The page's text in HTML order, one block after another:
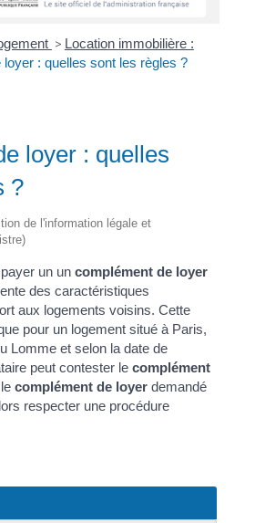
> Location immobilière :
: quelles sont les règles ?
loyer : quelles
?
de l'information légale et
payer un uncomplément de loyer
des caractéristiques
aux logements voisins. Cette
pour un logement situé à Paris,
Lomme et selon la date de
peut contester lecomplément
lecomplément de loyer demandé
respecter une procédure